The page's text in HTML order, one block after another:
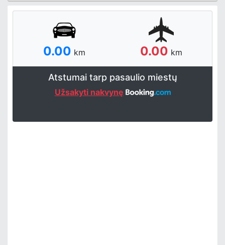
0.00 km 0.00 km
Atstumai tarp pasaulio miestų
Užsakyti nakvynę